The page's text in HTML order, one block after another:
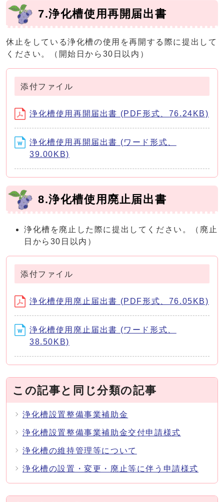
7.浄化槽使用再開届出書
休止をしている浄化槽の使用を再開する際に提出して
ください。（開始日から30日以内）
添付ファイル
浄化槽使用再開届出書 (PDF形式、76.24KB)
浄化槽使用再開届出書 (ワード形式、
39.00KB)
8.浄化槽使用廃止届出書
浄化槽を廃止した際に提出してください。（廃止
日から30日以内）
添付ファイル
浄化槽使用廃止届出書 (PDF形式、76.05KB)
浄化槽使用廃止届出書 (ワード形式、
38.50KB)
この記事と同じ分類の記事
浄化槽設置整備事業補助金
浄化槽設置整備事業補助金交付申請様式
浄化槽の維持管理等について
浄化槽の設置・変更・廃止等に伴う申請様式